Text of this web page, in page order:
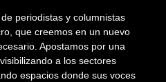
periodistas y columnistas
que creemos en un nuevo
Apostamos por una
a los sectores
espacios donde sus voces